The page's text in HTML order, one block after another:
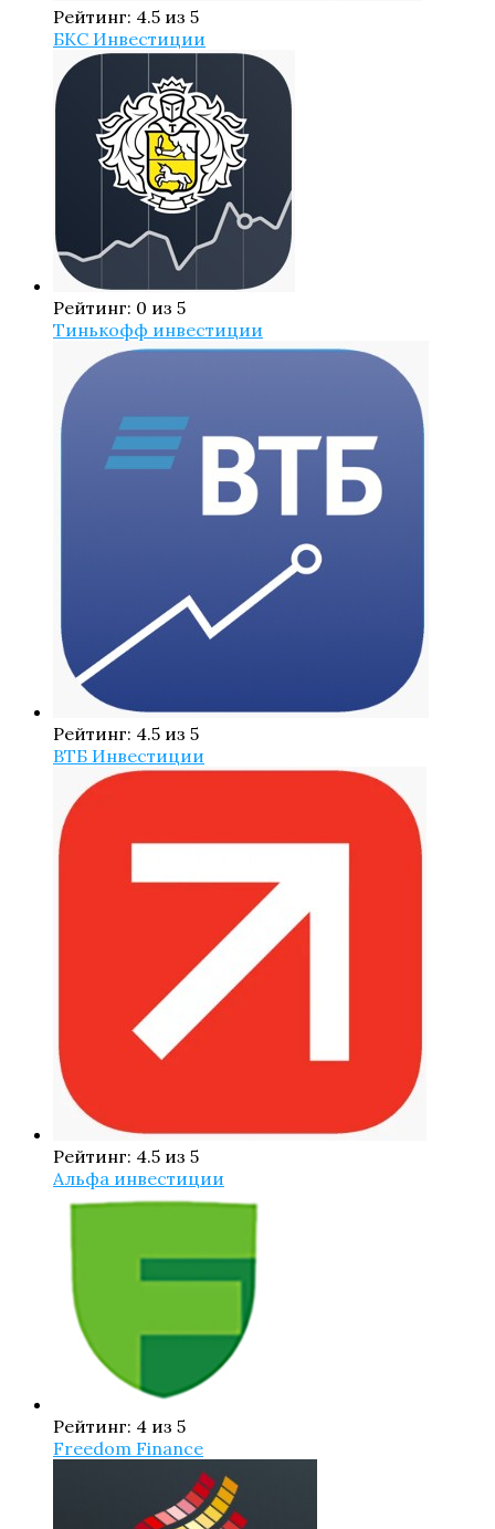
Рейтинг: 4.5 из 5
БКС Инвестиции
Рейтинг: 0 из 5
Тинькофф инвестиции
Рейтинг: 4.5 из 5
ВТБ Инвестиции
Рейтинг: 4.5 из 5
Альфа инвестиции
Рейтинг: 4 из 5
Freedom Finance